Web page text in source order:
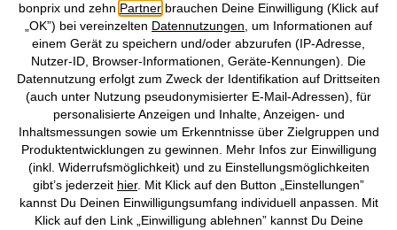
Preisangaben inkl. gesetzl. MwSt. und zzgl.
Service- &
Versandkosten
AGB Datenschutz Cookie-Einstellungen Impressum
Vertrag widerrufen
©2026 bonprix.Alle Rechte vorbehalten.
bonprix und zehn Partner brauchen Deine Einwilligung (Klick auf
„OK”) bei vereinzelten Datennutzungen , um Informationen auf
einem Gerät zu speichern und/oder abzurufen (IP-Adresse,
Nutzer-ID, Browser-Informationen, Geräte-Kennungen). Die
Datennutzung erfolgt zum Zweck der Identifikation auf Drittseiten
(auch unter Nutzung pseudonymisierter E-Mail-Adressen), für
personalisierte Anzeigen und Inhalte, Anzeigen- und
Inhaltsmessungen sowie um Erkenntnisse über Zielgruppen und
Produktentwicklungen zu gewinnen. Mehr Infos zur Einwilligung
(inkl. Widerrufsmöglichkeit) und zu Einstellungsmöglichkeiten
gibt’s jederzeit hier. Mit Klick auf den Button „Einstellungen”
kannst Du Deinen Einwilligungsumfang individuell anpassen. Mit
Klick auf den Link „Einwilligung ablehnen” kannst Du Deine